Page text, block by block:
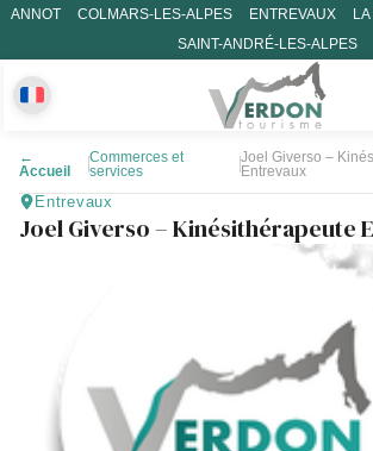
ANNOT COLMARS-LES-ALPES ENTREVAUX
SAINT-ANDRÉ-LES-ALPES
←
Accueil
Commerces et
services
Joel Giverso –
Entrevaux
Entrevaux
Joel Giverso – Kinésithérapeute